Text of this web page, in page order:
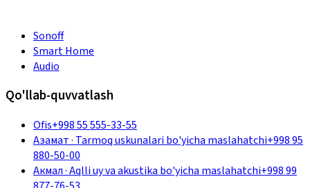
Sonoff
Smart Home
Audio
Qo'llab-quvvatlash
Ofis+998 55 555-33-55
Азамат· Tarmoq uskunalari bo'yicha maslahatchi+998 95
880-50-00
Акмал·Aqlli uy va akustika bo'yicha maslahatchi+998 99